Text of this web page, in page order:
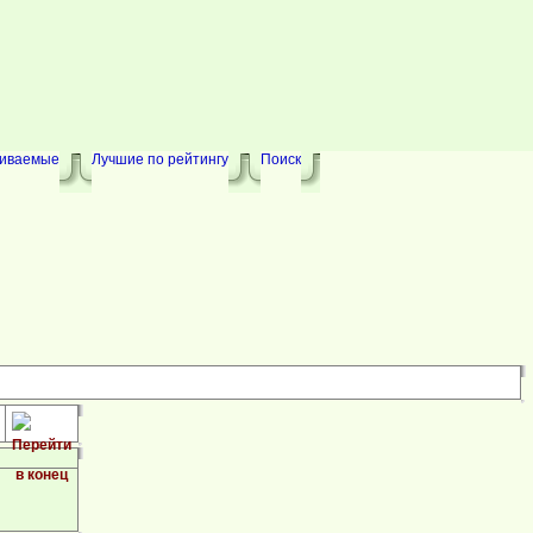
Лучшие по рейтингу Поиск